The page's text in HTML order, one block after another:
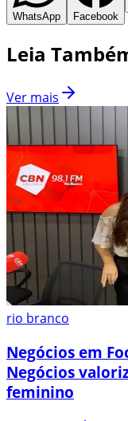
WhatsApp Facebook
Leia
Ver mais
rio branco
Negócios em
Negócios
feminino